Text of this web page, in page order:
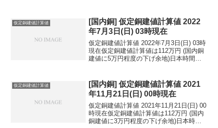
民元：1...
仮定銅建値計算値
[国内銅] 仮定銅建値計算値 2022
年7月3日(日) 03時現在
仮定銅建値計算値 2022年7月3日(日) 03時
現在仮定銅建値計算値は112万円 (国内銅
建値に5万円程度の下げ余地)日本時間
ル：135...
仮定銅建値計算値
[国内銅] 仮定銅建値計算値 2021
年11月21日(日) 00時現在
仮定銅建値計算値 2021年11月21日(日) 00
時現在仮定銅建値計算値は112万円 (国内
銅建値に3万円程度の下げ余地)日本時間